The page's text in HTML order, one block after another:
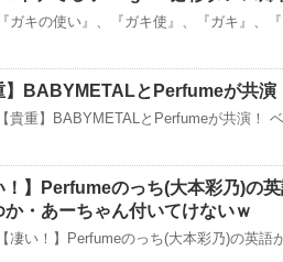
ガキの使い』、『ガキ使』、『ガキ』、
】BABYMETALとPerfumeが共演
貴重】BABYMETALとPerfumeが共演！
！】Perfumeのっち(大本彩乃)の
か・あーちゃん付いてけないｗ
凄い！】Perfumeのっち(大本彩乃)の英語